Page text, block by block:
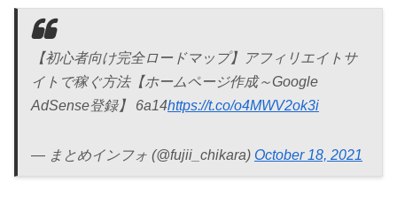
【初心者向け完全ロードマップ】アフィリエイトサ
イトで稼ぐ方法【ホームページ作成～Google
AdSense登録】 6a14https://t.co/o4MWV2ok3i
— まとめインフォ (@fujii_chikara) October 18, 2021